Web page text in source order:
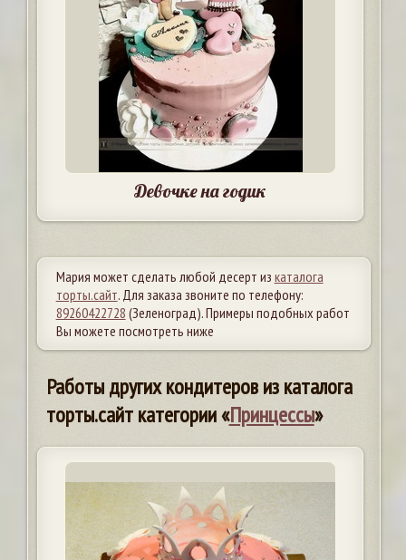
Девочке на годик
Мария может сделать любой десерт из каталога
торты.сайт. Для заказа звоните по телефону:
89260422728 (Зеленоград). Примеры подобных работ
Вы можете посмотреть ниже
Работы других кондитеров из каталога
торты.сайт категории «Принцессы»